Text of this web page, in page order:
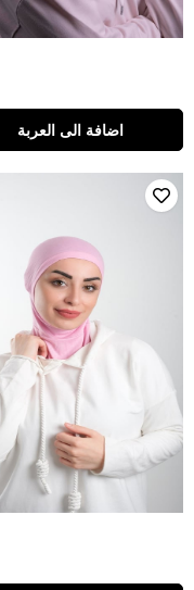
اضافة الى العربة